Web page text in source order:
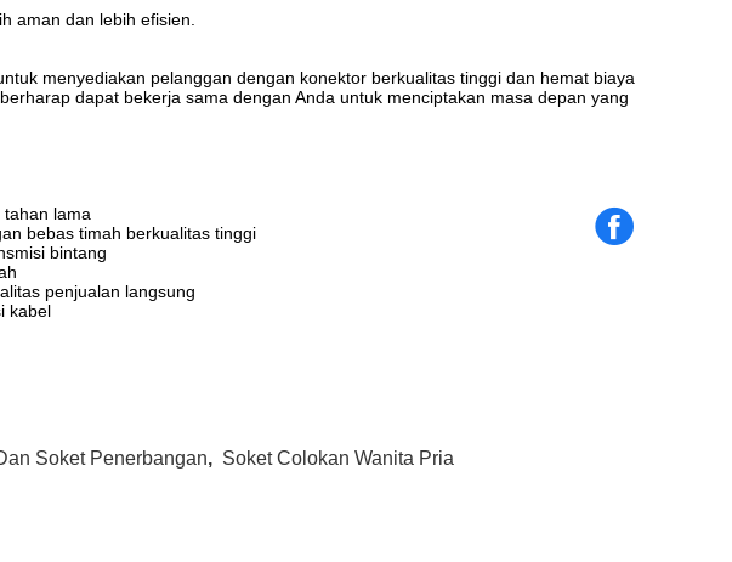
aman dan lebih efisien.
menyediakan pelanggan dengan konektor berkualitas tinggi dan hemat biaya
dapat bekerja sama dengan Anda untuk menciptakan masa depan yang
lama
bebas timah berkualitas tinggi
bintang
penjualan langsung
kabel
Soket Penerbangan, Soket Colokan Wanita Pria